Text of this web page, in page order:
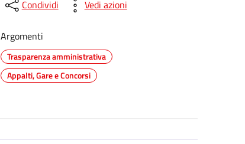
Condividi Vedi azioni
Argomenti
Trasparenza amministrativa
Appalti, Gare e Concorsi